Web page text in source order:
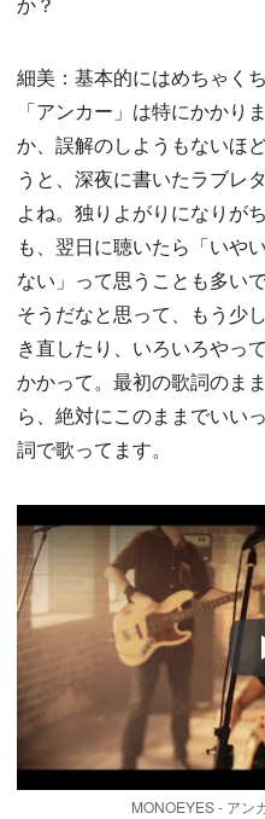
細美：基本的にはめちゃく
「アンカー」は特にかかり
か、誤解のしようもないほ
うと、深夜に書いたラブレ
よね。独りよがりになりが
も、翌日に聴いたら「いや
ない」って思うことも多い
そうだなと思って、もう少
き直したり、いろいろやっ
かかって。最初の歌詞のま
ら、絶対にこのままでいい
詞で歌ってます。
MONOEYES - アン